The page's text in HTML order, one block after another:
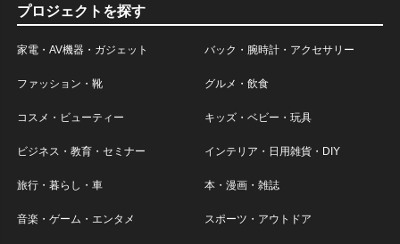
プロジェクトを探す
家電・AV機器・ガジェット バック・腕時計・アクセサリー
ファッション・靴 グルメ・飲食
コスメ・ビューティー キッズ・ベビー・玩具
ビジネス・教育・セミナー インテリア・日用雑貨・DIY
旅行・暮らし・車 本・漫画・雑誌
音楽・ゲーム・エンタメ スポーツ・アウトドア